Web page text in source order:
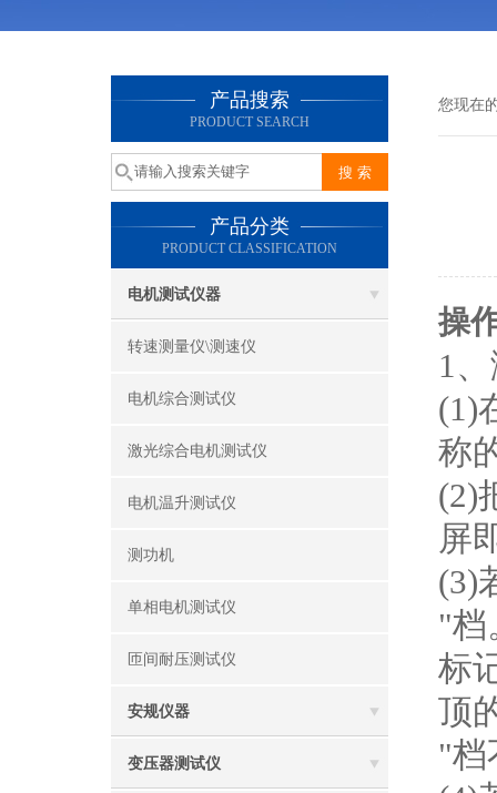
产品搜索
PRODUCT SEARCH
产品分类
PRODUCT CLASSIFICATION
电机测试仪器
转速测量仪\测速仪
电机综合测试仪
激光综合电机测试仪
电机温升测试仪
测功机
单相电机测试仪
匝间耐压测试仪
安规仪器
变压器测试仪
您现在
操
1
(1)
称
(2)
屏
(3)
"档
标
顶
"档